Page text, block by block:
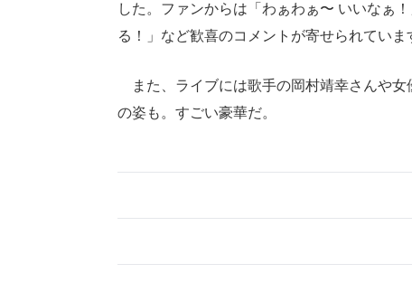
した。ファンからは「わぁわぁ〜 いいなぁ
る！」など歓喜のコメントが寄せられていま
また、ライブには歌手の岡村靖幸さんや女
の姿も。すごい豪華だ。